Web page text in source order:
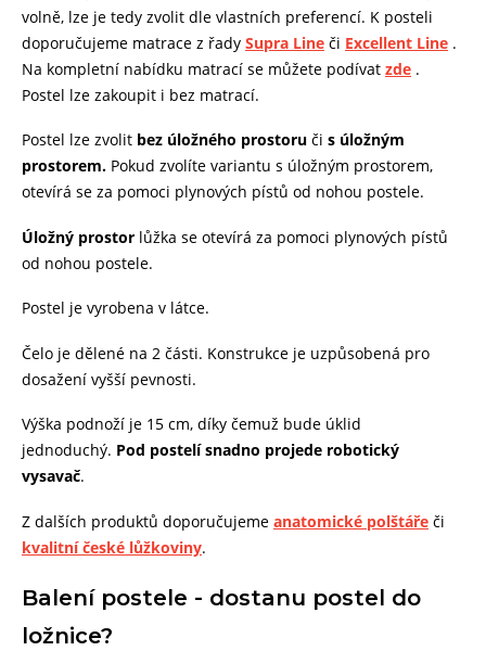
volně, lze je tedy zvolit dle vlastních preferencí. K posteli
doporučujeme matrace z řady Supra Line či Excellent Line .
Na kompletní nabídku matrací se můžete podívat zde .
Postel lze zakoupit i bez matrací.
Postel lze zvolit bez úložného prostoru či s úložným
prostorem. Pokud zvolíte variantu s úložným prostorem,
otevírá se za pomoci plynových pístů od nohou postele.
Úložný prostor lůžka se otevírá za pomoci plynových pístů
od nohou postele.
Postel je vyrobena v látce.
Čelo je dělené na 2 části. Konstrukce je uzpůsobená pro
dosažení vyšší pevnosti.
Výška podnoží je 15 cm, díky čemuž bude úklid
jednoduchý. Pod postelí snadno projede robotický
vysavač.
Z dalších produktů doporučujeme anatomické polštáře či
kvalitní české lůžkoviny.
Balení postele - dostanu postel do
ložnice?